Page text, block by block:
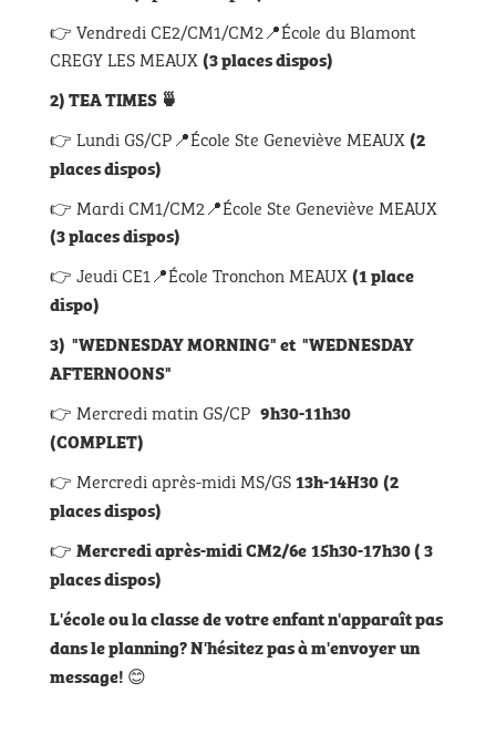
👉 Vendredi CE2/CM1/CM2📍École du Blamont
CREGY LES MEAUX (3 places dispos)
2) TEA TIMES 🍵
👉 Lundi GS/CP📍École Ste Geneviève MEAUX (2
places dispos)
👉 Mardi CM1/CM2📍École Ste Geneviève MEAUX
(3 places dispos)
👉 Jeudi CE1📍École Tronchon MEAUX (1 place
dispo)
3) "WEDNESDAY MORNING" et "WEDNESDAY
AFTERNOONS"
👉 Mercredi matin GS/CP 9h30-11h30
(COMPLET)
👉 Mercredi après-midi MS/GS13h-14H30(2
places dispos)
👉 Mercredi après-midi CM2/6e15h30-17h30(3
places dispos)
L'école ou la classe de votre enfant n'apparaît pas
dans le planning? N'hésitez pas à m'envoyer un
message! 😊